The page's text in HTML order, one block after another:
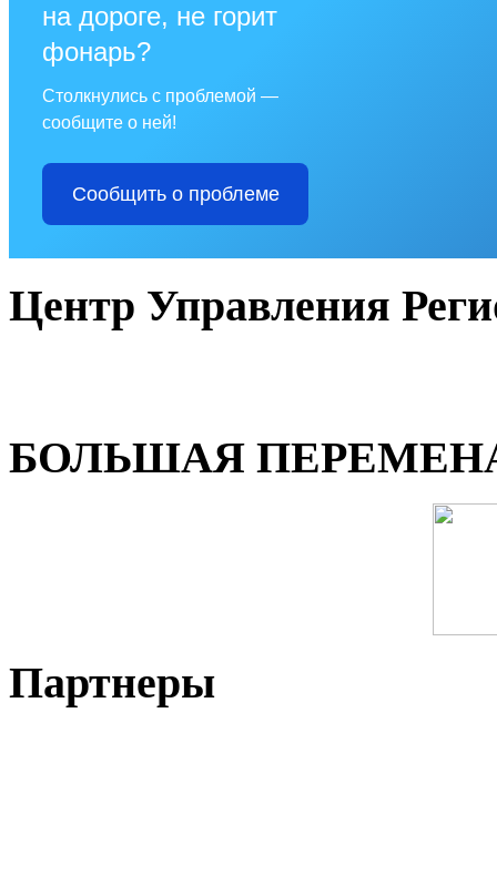
на дороге, не горит
фонарь?
Столкнулись с проблемой —
сообщите о ней!
Сообщить о проблеме
Центр Управления
БОЛЬШАЯ
Партнеры